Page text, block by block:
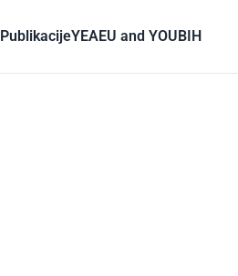
PublikacijeYEAEU and YOUBIH